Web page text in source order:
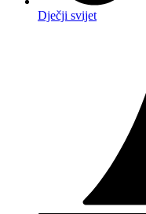
Dječji svijet